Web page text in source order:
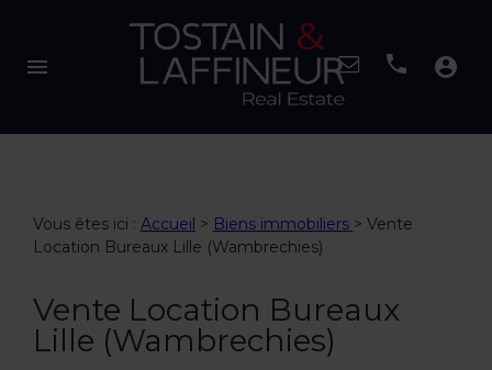
menu account_circle
Vous êtes ici : Accueil > Biens immobiliers > Vente
Location Bureaux Lille (Wambrechies)
Vente Location Bureaux
Lille (Wambrechies)